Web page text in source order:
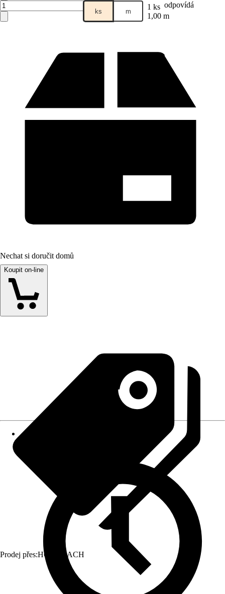
ks m 1 ks odpovídá
1,00 m
Nechat si doručit domů
Koupit on-line
Prodej přes:HORNBACH